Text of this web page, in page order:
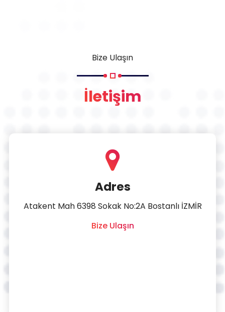
Bize Ulaşın
İletişim
Adres
Atakent Mah 6398 Sokak No:2A Bostanlı İZMİR
Bize Ulaşın